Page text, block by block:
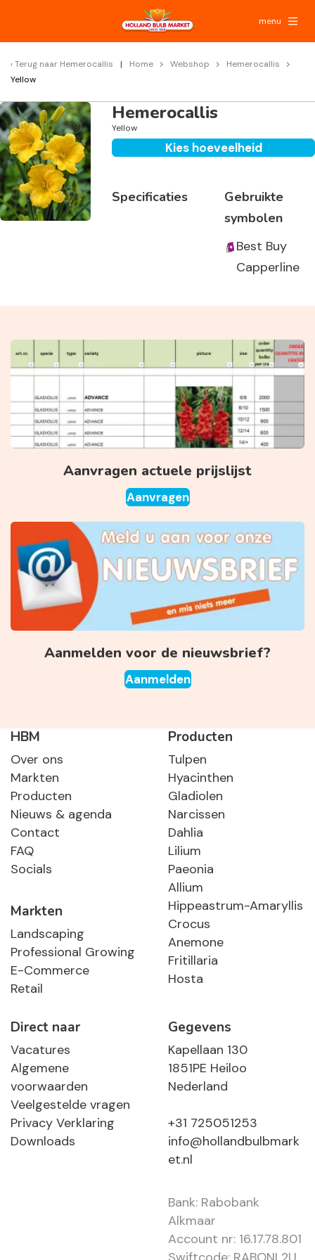
menu
Terug naar Hemerocallis Home Webshop
Hemerocallis
Yellow
Hemerocallis
Yellow
Kies hoeveelheid
Specificaties
Gebruikte
symbolen
Best Buy
Capperline
Aanvragen actuele prijslijst
Aanvragen
Aanmelden voor de nieuwsbrief?
Aanmelden
HBM
Over ons
Markten
Producten
Nieuws & agenda
Contact
FAQ
Socials
Markten
Landscaping
Professional Growing
E-Commerce
Retail
Producten
Tulpen
Hyacinthen
Gladiolen
Narcissen
Dahlia
Lilium
Paeonia
Allium
Hippeastrum-Amaryllis
Crocus
Anemone
Fritillaria
Hosta
Direct naar
Vacatures
Algemene
voorwaarden
Veelgestelde vragen
Privacy Verklaring
Downloads
Gegevens
Kapellaan 130
1851PE Heiloo
Nederland
+31 725051253
info@hollandbulbmark
et.nl
Bank: Rabobank
Alkmaar
Account nr: 16.17.78.801